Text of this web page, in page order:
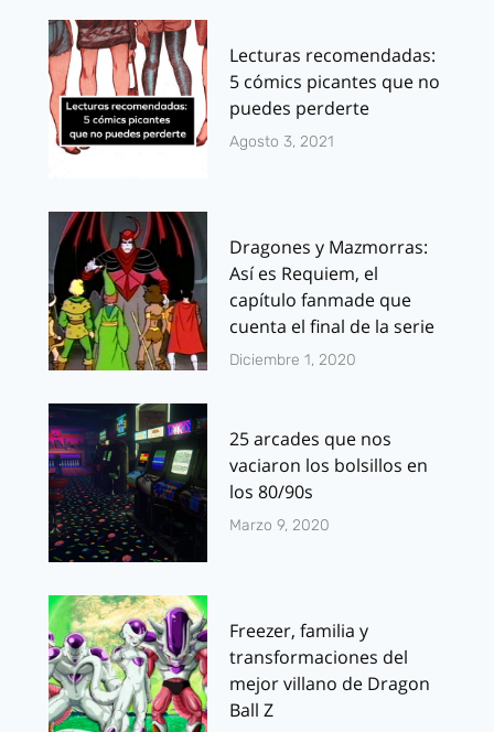
Lecturas recomendadas:
5 cómics picantes que no
puedes perderte
Agosto 3, 2021
Dragones y Mazmorras:
Así es Requiem, el
capítulo fanmade que
cuenta el final de la serie
Diciembre 1, 2020
25 arcades que nos
vaciaron los bolsillos en
los 80/90s
Marzo 9, 2020
Freezer, familia y
transformaciones del
mejor villano de Dragon
Ball Z